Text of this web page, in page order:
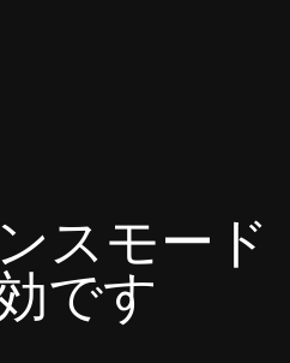
スモード
です